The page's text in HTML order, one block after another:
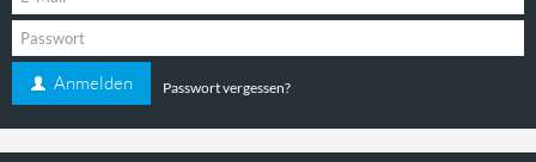
Anmelden Passwort vergessen?